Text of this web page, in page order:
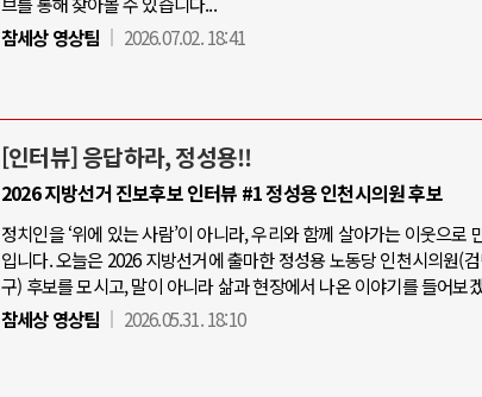
참세상 영상팀
2026.07.02. 18:41
[인터뷰] 응답하라, 정성용!!
2026 지방선거 진보후보 인터뷰 #1 정성용 인천시의원 후보
정치인을 ‘위에 있는 사람’이 아니라, 우리와 함께 살아가는 이웃으로
입니다. 오늘은 2026 지방선거에 출마한 정성용 노동당 인천시의원(
구) 후보를 모시고, 말이 아니라 삶과 현장에서 나온 이야기를 들어보
참세상 영상팀
2026.05.31. 18:10